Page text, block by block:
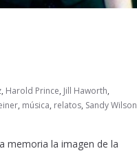
, Harold Prince, Jill Haworth,
, música, relatos, Sandy Wilson
memoria la imagen de la